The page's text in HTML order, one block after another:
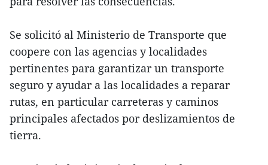
Se solicitó al Ministerio de Transporte que
coopere con las agencias y localidades
pertinentes para garantizar un transporte
seguro y ayudar a las localidades a reparar
rutas, en particular carreteras y caminos
principales afectados por deslizamientos de
tierra.